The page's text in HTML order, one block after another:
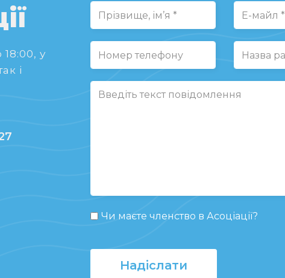
у
і
Чи маєте членство в Асоціації?
Надіслати